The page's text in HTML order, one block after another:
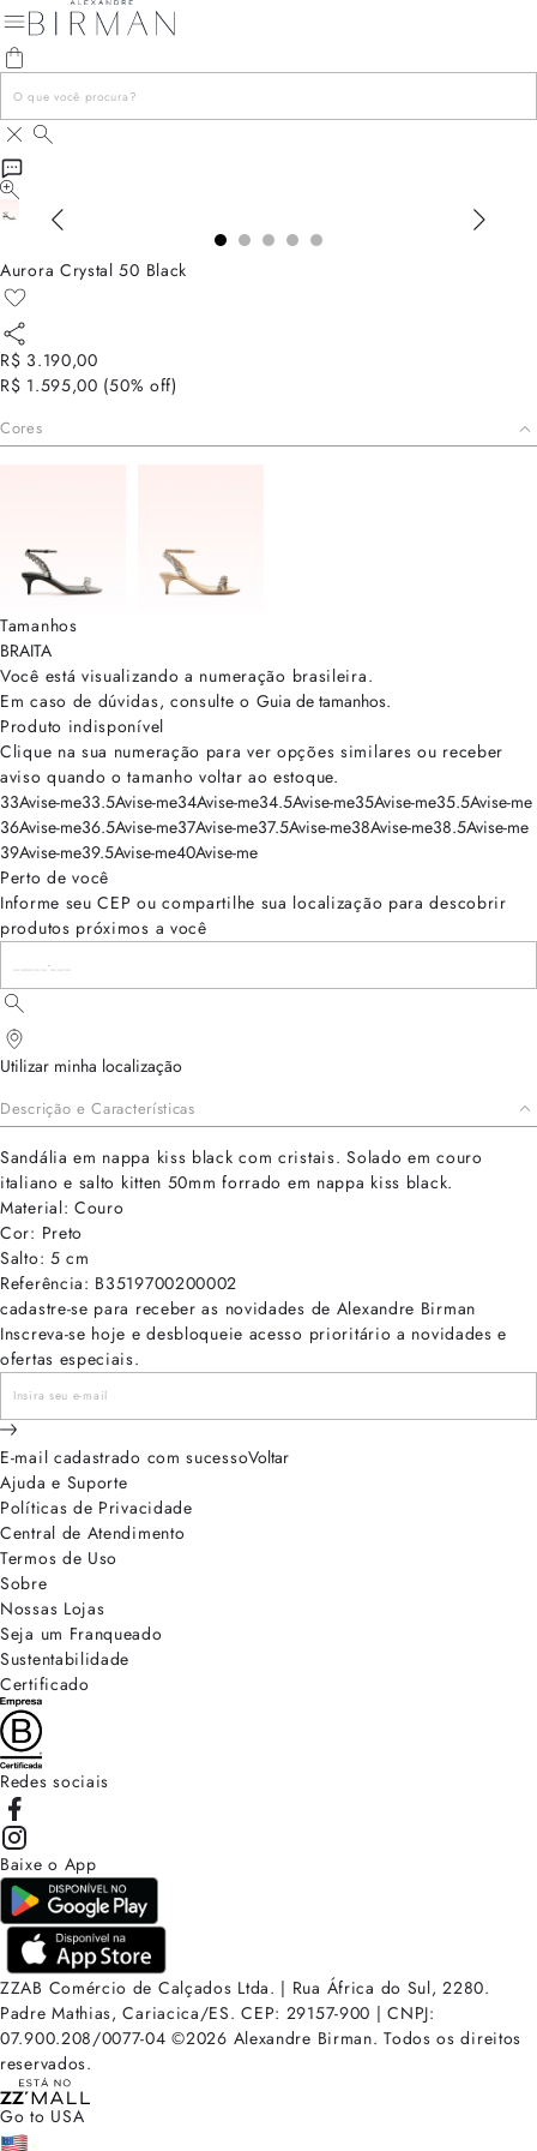
Aurora Crystal 50 Black
R$ 3.190,00
R$ 1.595,00 (50% off)
Cores
Tamanhos
BRAITA
Você está visualizando a numeração brasileira.
Em caso de dúvidas, consulte o Guia de tamanhos.
Produto indisponível
Clique na sua numeração para ver opções similares ou receber
aviso quando o tamanho voltar ao estoque.
33Avise-me33.5Avise-me34Avise-me34.5Avise-me35Avise-me35.5Avise-me
36Avise-me36.5Avise-me37Avise-me37.5Avise-me38Avise-me38.5Avise-me
39Avise-me39.5Avise-me40Avise-me
Perto de você
Informe seu CEP ou compartilhe sua localização para descobrir
produtos próximos a você
Utilizar minha localização
Descrição e Características
Sandália em nappa kiss black com cristais. Solado em couro
italiano e salto kitten 50mm forrado em nappa kiss black.
Material: Couro
Cor: Preto
Salto: 5 cm
Referência: B3519700200002
cadastre-se para receber as novidades de Alexandre Birman
Inscreva-se hoje e desbloqueie acesso prioritário a novidades e
ofertas especiais.
E-mail cadastrado com sucessoVoltar
Ajuda e Suporte
Políticas de Privacidade
Central de Atendimento
Termos de Uso
Sobre
Nossas Lojas
Seja um Franqueado
Sustentabilidade
Certificado
Redes sociais
Baixe o App
ZZAB Comércio de Calçados Ltda. | Rua África do Sul, 2280.
Padre Mathias, Cariacica/ES. CEP: 29157-900 | CNPJ:
07.900.208/0077-04 ©2026 Alexandre Birman. Todos os direitos
reservados.
Go to USA